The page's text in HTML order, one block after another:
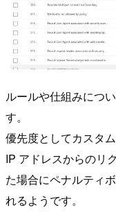
ルールや仕組みにつ
す。
優先度としてカスタ
IP アドレスからのリ
た場合にペナルティ
れるようです。